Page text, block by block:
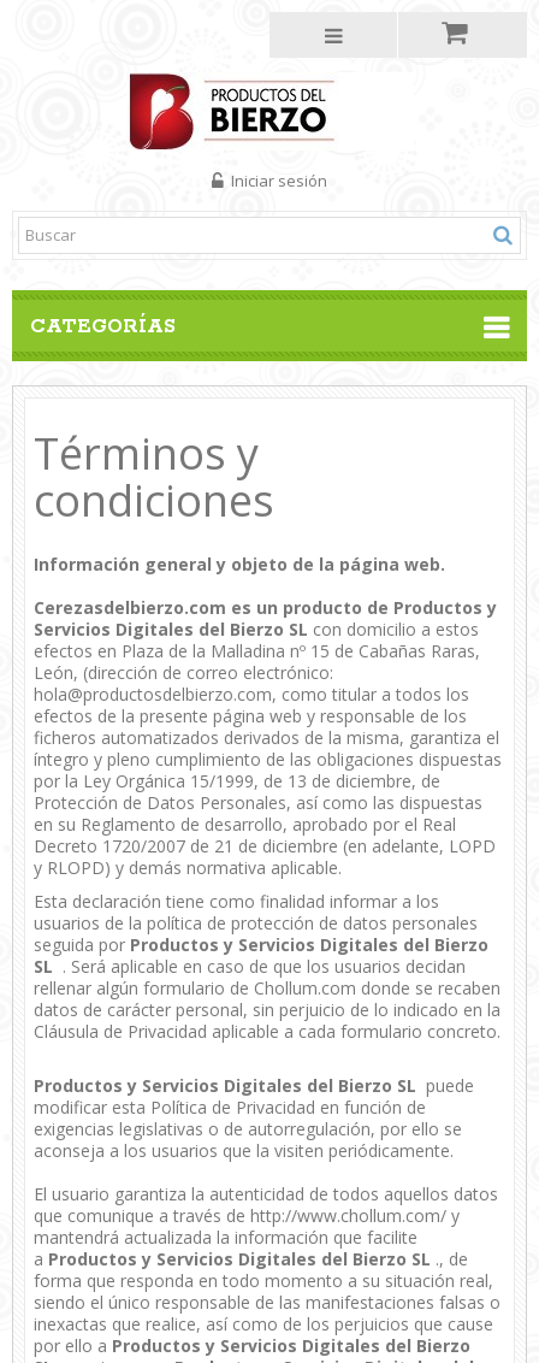
CATEGORÍAS
Iniciar sesión
Términos y
condiciones
Información general y objeto de la página web.
Cerezasdelbierzo.com es un producto de Productos y
Servicios Digitales del Bierzo SL con domicilio a estos
efectos en Plaza de la Malladina nº 15 de Cabañas Raras,
León, (dirección de correo electrónico:
hola@productosdelbierzo.com, como titular a todos los
efectos de la presente página web y responsable de los
ficheros automatizados derivados de la misma, garantiza el
íntegro y pleno cumplimiento de las obligaciones dispuestas
por la Ley Orgánica 15/1999, de 13 de diciembre, de
Protección de Datos Personales, así como las dispuestas
en su Reglamento de desarrollo, aprobado por el Real
Decreto 1720/2007 de 21 de diciembre (en adelante, LOPD
y RLOPD) y demás normativa aplicable.
Esta declaración tiene como finalidad informar a los
usuarios de la política de protección de datos personales
seguida por Productos y Servicios Digitales del Bierzo
SL . Será aplicable en caso de que los usuarios decidan
rellenar algún formulario de Chollum.com donde se recaben
datos de carácter personal, sin perjuicio de lo indicado en la
Cláusula de Privacidad aplicable a cada formulario concreto.
Productos y Servicios Digitales del Bierzo SL puede
modificar esta Política de Privacidad en función de
exigencias legislativas o de autorregulación, por ello se
aconseja a los usuarios que la visiten periódicamente.
El usuario garantiza la autenticidad de todos aquellos datos
que comunique a través de http://www.chollum.com/ y
mantendrá actualizada la información que facilite
a Productos y Servicios Digitales del Bierzo SL ., de
forma que responda en todo momento a su situación real,
siendo el único responsable de las manifestaciones falsas o
inexactas que realice, así como de los perjuicios que cause
por ello a Productos y Servicios Digitales del Bierzo